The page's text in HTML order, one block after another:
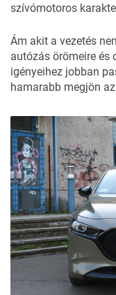
szívómotoros
Ám akit a vezetés
autózás örömeire és
igényeihez jobban
hamarabb megjön